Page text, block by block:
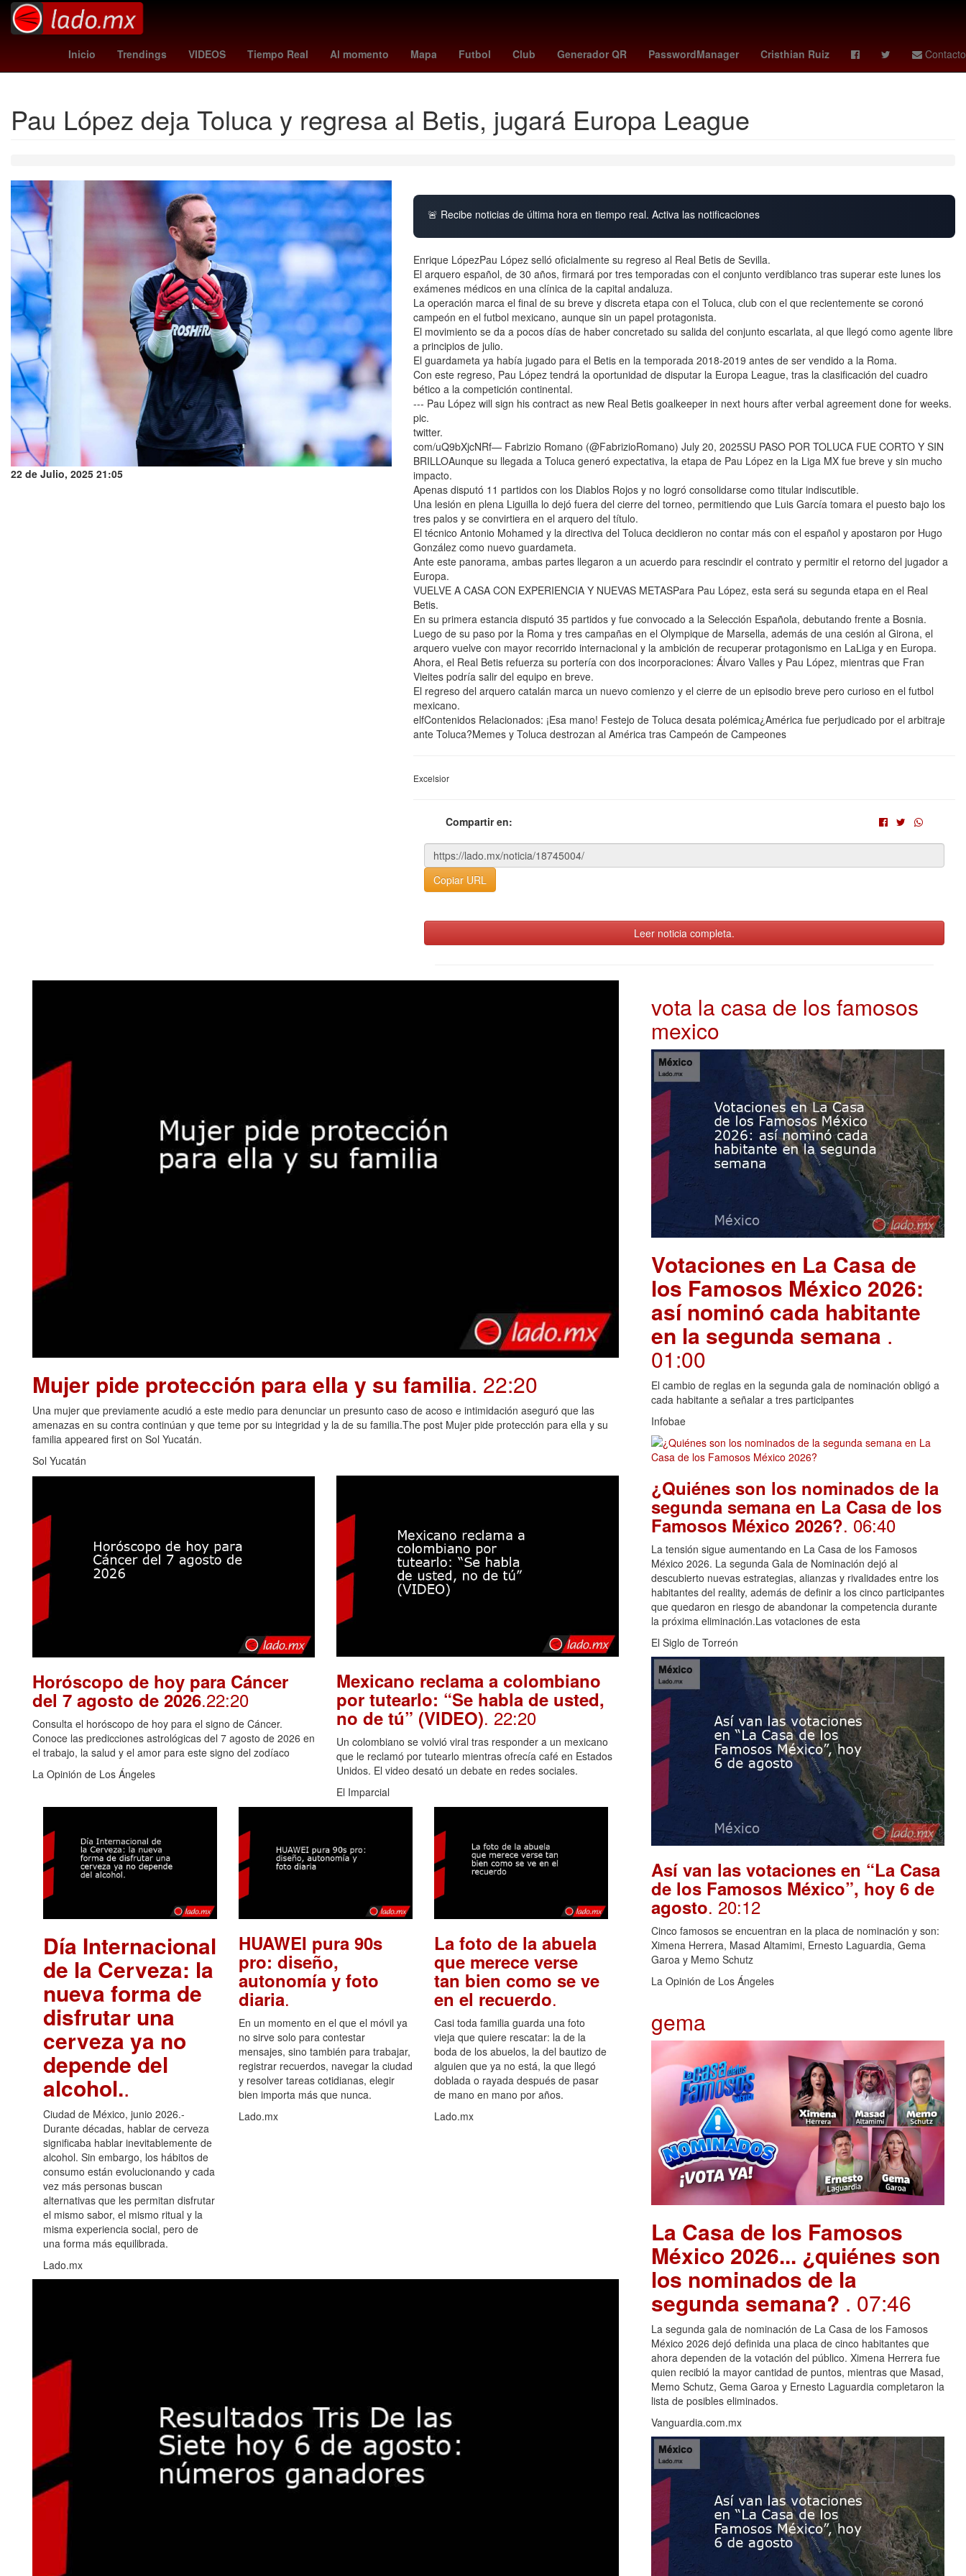
Inicio Trendings VIDEOS Tiempo Real Al momento Mapa Futbol Club Generador QR PasswordManager Cristhian Ruiz Contacto
Monterrey Metal Fest millonarios - cúcuta rangers - reds munetaka murakami celtics - raptors UEFA Europa League osasuna misa domingo de pascua Lewis Hamilton raptors - celtics
Pau López deja Toluca y regresa al Betis, jugará Europa League
22 de Julio, 2025 21:05
🚨 Recibe noticias de última hora en tiempo real. Activa las notificaciones
Enrique LópezPau López selló oficialmente su regreso al Real Betis de Sevilla.
El arquero español, de 30 años, firmará por tres temporadas con el conjunto verdiblanco tras superar este lunes los
exámenes médicos en una clínica de la capital andaluza.
La operación marca el final de su breve y discreta etapa con el Toluca, club con el que recientemente se coronó
campeón en el futbol mexicano, aunque sin un papel protagonista.
El movimiento se da a pocos días de haber concretado su salida del conjunto escarlata, al que llegó como agente libre
a principios de julio.
El guardameta ya había jugado para el Betis en la temporada 2018-2019 antes de ser vendido a la Roma.
Con este regreso, Pau López tendrá la oportunidad de disputar la Europa League, tras la clasificación del cuadro
bético a la competición continental.
--- Pau López will sign his contract as new Real Betis goalkeeper in next hours after verbal agreement done for weeks.
pic.
twitter.
com/uQ9bXjcNRf— Fabrizio Romano (@FabrizioRomano) July 20, 2025SU PASO POR TOLUCA FUE CORTO Y SIN
BRILLOAunque su llegada a Toluca generó expectativa, la etapa de Pau López en la Liga MX fue breve y sin mucho
impacto.
Apenas disputó 11 partidos con los Diablos Rojos y no logró consolidarse como titular indiscutible.
Una lesión en plena Liguilla lo dejó fuera del cierre del torneo, permitiendo que Luis García tomara el puesto bajo los
tres palos y se convirtiera en el arquero del título.
El técnico Antonio Mohamed y la directiva del Toluca decidieron no contar más con el español y apostaron por Hugo
González como nuevo guardameta.
Ante este panorama, ambas partes llegaron a un acuerdo para rescindir el contrato y permitir el retorno del jugador a
Europa.
VUELVE A CASA CON EXPERIENCIA Y NUEVAS METASPara Pau López, esta será su segunda etapa en el Real
Betis.
En su primera estancia disputó 35 partidos y fue convocado a la Selección Española, debutando frente a Bosnia.
Luego de su paso por la Roma y tres campañas en el Olympique de Marsella, además de una cesión al Girona, el
arquero vuelve con mayor recorrido internacional y la ambición de recuperar protagonismo en LaLiga y en Europa.
Ahora, el Real Betis refuerza su portería con dos incorporaciones: Álvaro Valles y Pau López, mientras que Fran
Vieites podría salir del equipo en breve.
El regreso del arquero catalán marca un nuevo comienzo y el cierre de un episodio breve pero curioso en el futbol
mexicano.
elfContenidos Relacionados: ¡Esa mano! Festejo de Toluca desata polémica¿América fue perjudicado por el arbitraje
ante Toluca?Memes y Toluca destrozan al América tras Campeón de Campeones
Excelsior
Compartir en:
Copiar URL
Leer noticia completa.
Mujer pide protección para ella y su familia. 22:20
Una mujer que previamente acudió a este medio para denunciar un presunto caso de acoso e intimidación aseguró que las
amenazas en su contra continúan y que teme por su integridad y la de su familia.The post Mujer pide protección para ella y su
familia appeared first on Sol Yucatán.
Sol Yucatán
Horóscopo de hoy para Cáncer
del 7 agosto de 2026.22:20
Consulta el horóscopo de hoy para el signo de Cáncer.
Conoce las predicciones astrológicas del 7 agosto de 2026 en
el trabajo, la salud y el amor para este signo del zodíaco
La Opinión de Los Ángeles
Mexicano reclama a colombiano
por tutearlo: “Se habla de usted,
no de tú” (VIDEO). 22:20
Un colombiano se volvió viral tras responder a un mexicano
que le reclamó por tutearlo mientras ofrecía café en Estados
Unidos. El video desató un debate en redes sociales.
El Imparcial
Día Internacional
de la Cerveza: la
nueva forma de
disfrutar una
cerveza ya no
depende del
alcohol..
Ciudad de México, junio 2026.-
Durante décadas, hablar de cerveza
significaba hablar inevitablemente de
alcohol. Sin embargo, los hábitos de
consumo están evolucionando y cada
vez más personas buscan
alternativas que les permitan disfrutar
el mismo sabor, el mismo ritual y la
misma experiencia social, pero de
una forma más equilibrada.
Lado.mx
HUAWEI pura 90s
pro: diseño,
autonomía y foto
diaria.
En un momento en el que el móvil ya
no sirve solo para contestar
mensajes, sino también para trabajar,
registrar recuerdos, navegar la ciudad
y resolver tareas cotidianas, elegir
bien importa más que nunca.
Lado.mx
La foto de la abuela
que merece verse
tan bien como se ve
en el recuerdo.
Casi toda familia guarda una foto
vieja que quiere rescatar: la de la
boda de los abuelos, la del bautizo de
alguien que ya no está, la que llegó
doblada o rayada después de pasar
de mano en mano por años.
Lado.mx
vota la casa de los famosos
mexico
Votaciones en La Casa de
los Famosos México 2026:
así nominó cada habitante
en la segunda semana .
01:00
El cambio de reglas en la segunda gala de nominación obligó a
cada habitante a señalar a tres participantes
Infobae
¿Quiénes son los nominados de la
segunda semana en La Casa de los
Famosos México 2026?. 06:40
La tensión sigue aumentando en La Casa de los Famosos
México 2026. La segunda Gala de Nominación dejó al
descubierto nuevas estrategias, alianzas y rivalidades entre los
habitantes del reality, además de definir a los cinco participantes
que quedaron en riesgo de abandonar la competencia durante
la próxima eliminación.Las votaciones de esta
El Siglo de Torreón
Así van las votaciones en “La Casa
de los Famosos México”, hoy 6 de
agosto. 20:12
Cinco famosos se encuentran en la placa de nominación y son:
Ximena Herrera, Masad Altamimi, Ernesto Laguardia, Gema
Garoa y Memo Schutz
La Opinión de Los Ángeles
gema
La Casa de los Famosos
México 2026... ¿quiénes son
los nominados de la
segunda semana? . 07:46
La segunda gala de nominación de La Casa de los Famosos
México 2026 dejó definida una placa de cinco habitantes que
ahora dependen de la votación del público. Ximena Herrera fue
quien recibió la mayor cantidad de puntos, mientras que Masad,
Memo Schutz, Gema Garoa y Ernesto Laguardia completaron la
lista de posibles eliminados.
Vanguardia.com.mx